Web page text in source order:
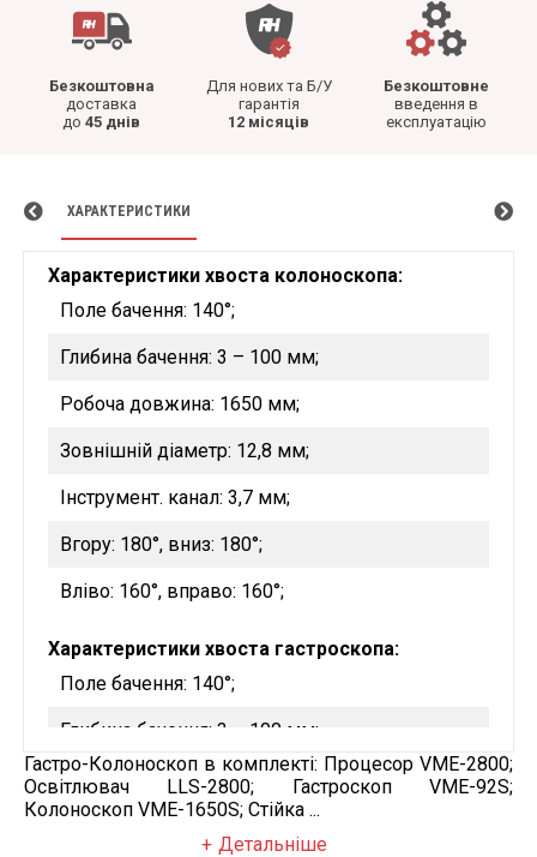
Безкоштовна
доставка
до 45 днів
Для нових та Б/У
гарантія
12 місяців
Безкоштовне
введення в
експлуатацію
ХАРАКТЕРИСТИКИ
Характеристики хвоста колоноскопа:
Поле бачення: 140°;
Глибина бачення: 3 – 100 мм;
Робоча довжина: 1650 мм;
Зовнішній діаметр: 12,8 мм;
Інструмент. канал: 3,7 мм;
Вгору: 180°, вниз: 180°;
Вліво: 160°, вправо: 160°;
Характеристики хвоста гастроскопа:
Поле бачення: 140°;
Глибина бачення: 3 – 100 мм;
Довжина: 1350 мм;
Робоча довжина: 1050 мм;
Гастро-Колоноскоп в комплекті: Процесор VME-2800;
Освітлювач LLS-2800; Гастроскоп VME-92S;
Колоноскоп VME-1650S; Стійка ...
Детальніше